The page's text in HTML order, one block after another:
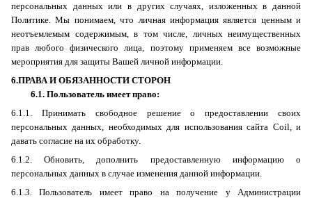
персональных данных или в других случаях, изложенных в данной
Политике. Мы понимаем, что личная информация является ценным и
неотъемлемым содержимым, в том числе, личных неимущественных
прав любого физического лица, поэтому применяем все возможные
мероприятия для защиты Вашей личной информации.
6.ПРАВА И ОБЯЗАННОСТИ СТОРОН
6.1. Пользователь имеет право:
6.1.1. Принимать свободное решение о предоставлении своих
персональных данных, необходимых для использования сайта Coil, и
давать согласие на их обработку.
6.1.2. Обновить, дополнить предоставленную информацию о
персональных данных в случае изменения данной информации.
6.1.3. Пользователь имеет право на получение у Администрации